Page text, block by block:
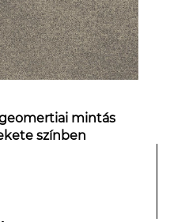
mintás
színben